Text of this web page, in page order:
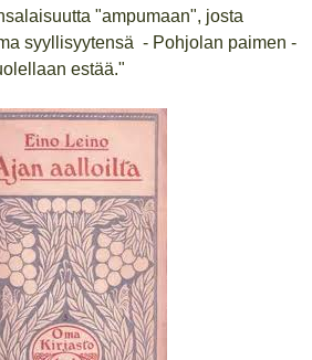
"ampumaan", josta
syyllisyytensä - Pohjolan paimen -
estää."